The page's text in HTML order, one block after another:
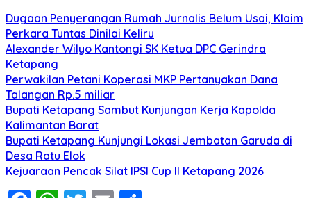
Dugaan Penyerangan Rumah Jurnalis Belum Usai, Klaim
Perkara Tuntas Dinilai Keliru
Alexander Wilyo Kantongi SK Ketua DPC Gerindra
Ketapang
Perwakilan Petani Koperasi MKP Pertanyakan Dana
Talangan Rp.5 miliar
Bupati Ketapang Sambut Kunjungan Kerja Kapolda
Kalimantan Barat
Bupati Ketapang Kunjungi Lokasi Jembatan Garuda di
Desa Ratu Elok
Kejuaraan Pencak Silat IPSI Cup II Ketapang 2026